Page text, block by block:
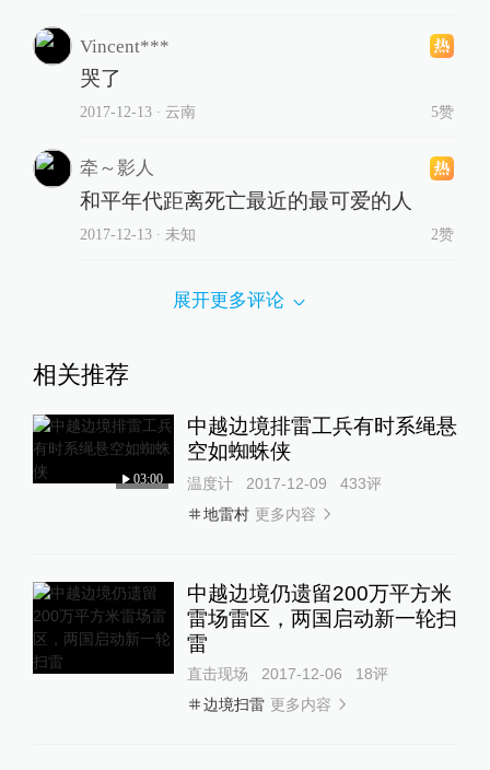
Vincent***
哭了
2017-12-13∙ 云南 5赞
牵～影人
和平年代距离死亡最近的最可爱的人
2017-12-13∙ 未知 2赞
展开更多评论
相关推荐
03:00
中越边境排雷工兵有时系绳悬
空如蜘蛛侠
温度计 2017-12-09 433评
地雷村 更多内容
中越边境仍遗留200万平方米
雷场雷区，两国启动新一轮扫
雷
直击现场 2017-12-06 18评
边境扫雷 更多内容